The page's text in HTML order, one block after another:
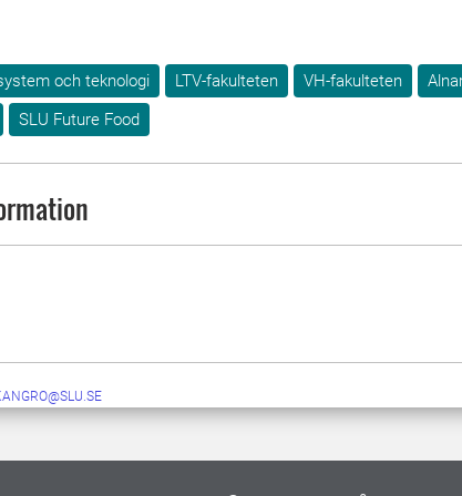
och teknologi LTV-fakulteten VH-fakulteten
SLU Future Food